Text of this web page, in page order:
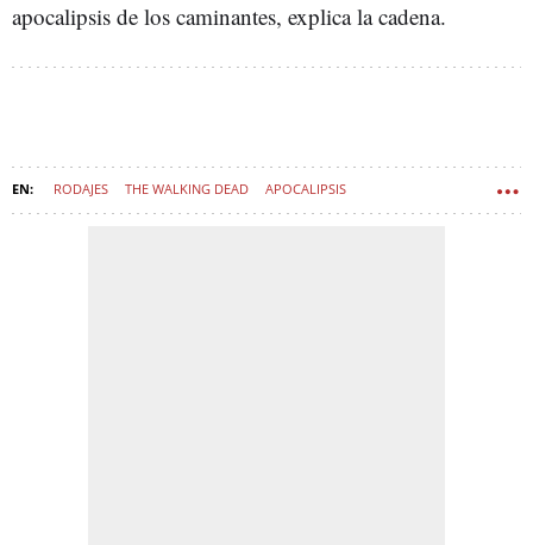
apocalipsis de los caminantes, explica la cadena.
RODAJES THE WALKING DEAD APOCALIPSIS